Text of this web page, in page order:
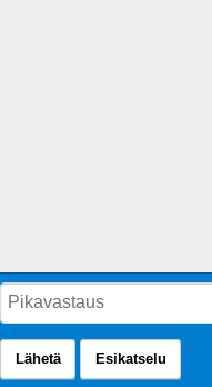
Lähetä Esikatselu